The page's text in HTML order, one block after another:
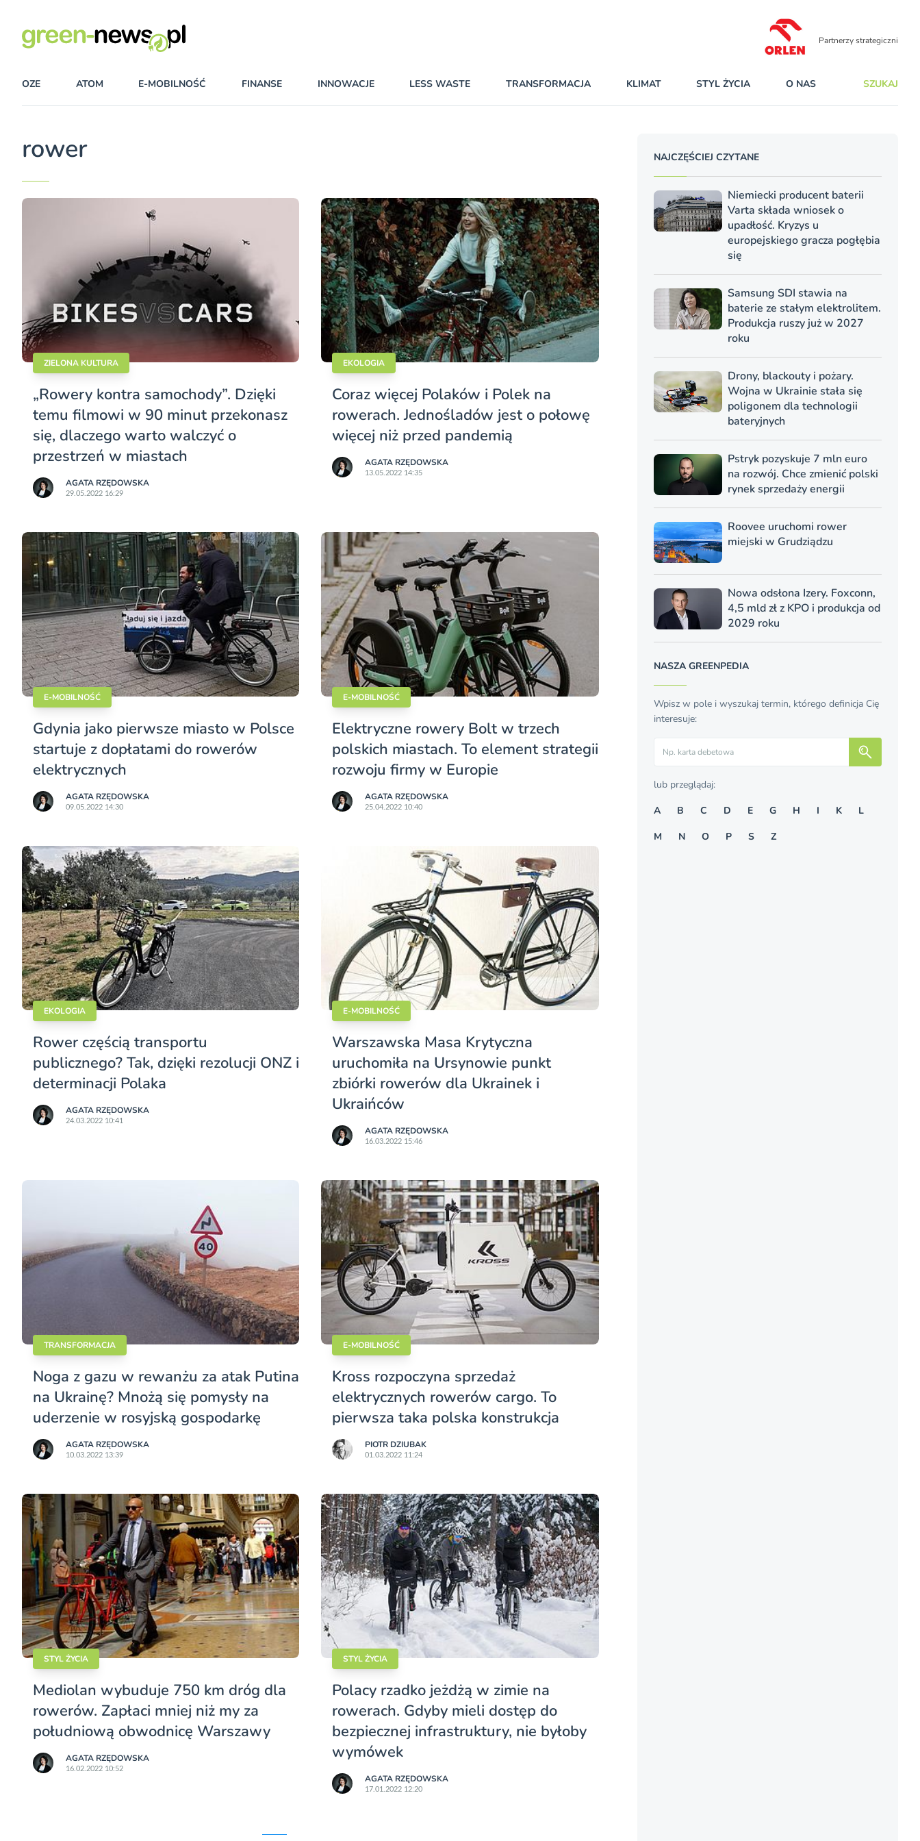
Partnerzy strategiczni
OZE ATOM E-MOBILNOŚĆ FINANSE INNOWACJE LESS WASTE TRANSFORMACJA KLIMAT STYL ŻYCIA O NAS SZUKAJ
rower
ZIELONA KULTURA
„Rowery kontra samochody”. Dzięki
temu filmowi w 90 minut przekonasz
się, dlaczego warto walczyć o
przestrzeń w miastach
AGATA RZĘDOWSKA
29.05.2022 16:29
EKOLOGIA
Coraz więcej Polaków i Polek na
rowerach. Jednośladów jest o połowę
więcej niż przed pandemią
AGATA RZĘDOWSKA
13.05.2022 14:35
E-MOBILNOŚĆ
Gdynia jako pierwsze miasto w Polsce
startuje z dopłatami do rowerów
elektrycznych
AGATA RZĘDOWSKA
09.05.2022 14:30
E-MOBILNOŚĆ
Elektryczne rowery Bolt w trzech
polskich miastach. To element strategii
rozwoju firmy w Europie
AGATA RZĘDOWSKA
25.04.2022 10:40
EKOLOGIA
Rower częścią transportu
publicznego? Tak, dzięki rezolucji ONZ i
determinacji Polaka
AGATA RZĘDOWSKA
24.03.2022 10:41
E-MOBILNOŚĆ
Warszawska Masa Krytyczna
uruchomiła na Ursynowie punkt
zbiórki rowerów dla Ukrainek i
Ukraińców
AGATA RZĘDOWSKA
16.03.2022 15:46
TRANSFORMACJA
Noga z gazu w rewanżu za atak Putina
na Ukrainę? Mnożą się pomysły na
uderzenie w rosyjską gospodarkę
AGATA RZĘDOWSKA
10.03.2022 13:39
E-MOBILNOŚĆ
Kross rozpoczyna sprzedaż
elektrycznych rowerów cargo. To
pierwsza taka polska konstrukcja
PIOTR DZIUBAK
01.03.2022 11:24
STYL ŻYCIA
Mediolan wybuduje 750 km dróg dla
rowerów. Zapłaci mniej niż my za
południową obwodnicę Warszawy
AGATA RZĘDOWSKA
16.02.2022 10:52
STYL ŻYCIA
Polacy rzadko jeżdżą w zimie na
rowerach. Gdyby mieli dostęp do
bezpiecznej infrastruktury, nie byłoby
wymówek
AGATA RZĘDOWSKA
17.01.2022 12:20
NAJCZĘŚCIEJ CZYTANE
Niemiecki producent baterii
Varta składa wniosek o
upadłość. Kryzys u
europejskiego gracza pogłębia
się
Samsung SDI stawia na
baterie ze stałym elektrolitem.
Produkcja ruszy już w 2027
roku
Drony, blackouty i pożary.
Wojna w Ukrainie stała się
poligonem dla technologii
bateryjnych
Pstryk pozyskuje 7 mln euro
na rozwój. Chce zmienić polski
rynek sprzedaży energii
Roovee uruchomi rower
miejski w Grudziądzu
Nowa odsłona Izery. Foxconn,
4,5 mld zł z KPO i produkcja od
2029 roku
NASZA GREENPEDIA
Wpisz w pole i wyszukaj termin, którego definicja Cię
interesuje:
lub przeglądaj:
A
B C D E G H I K
L
M
N O P S Z